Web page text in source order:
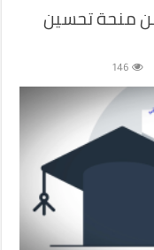
من منحة تحسين
146